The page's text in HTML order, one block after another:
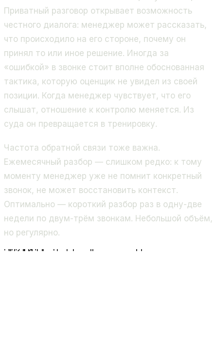
Приватный разговор открывает возможность
честного диалога: менеджер может рассказать,
что происходило на его стороне, почему он
принял то или иное решение. Иногда за
«ошибкой» в звонке стоит вполне обоснованная
тактика, которую оценщик не увидел из своей
позиции. Когда менеджер чувствует, что его
слышат, отношение к контролю меняется. Из
суда он превращается в тренировку.
Частота обратной связи тоже важна.
Ежемесячный разбор — слишком редко: к тому
моменту менеджер уже не помнит конкретный
звонок, не может восстановить контекст.
Оптимально — короткий разбор раз в одну-две
недели по двум-трём звонкам. Небольшой объём,
но регулярно.